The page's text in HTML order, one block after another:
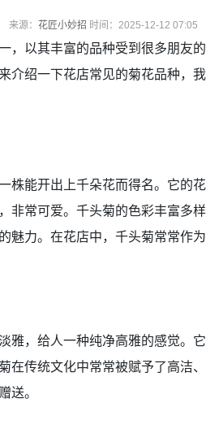
来源： 花匠小妙招 时间：2025-12-12 07:05
，以其丰富的品种受到很多朋友
介绍一下花店常见的菊花品种，
株能开出上千朵花而得名。它的
非常可爱。千头菊的色彩丰富多
魅力。在花店中，千头菊常常作
雅，给人一种纯净高雅的感觉。
在传统文化中常常被赋予了高洁
送。